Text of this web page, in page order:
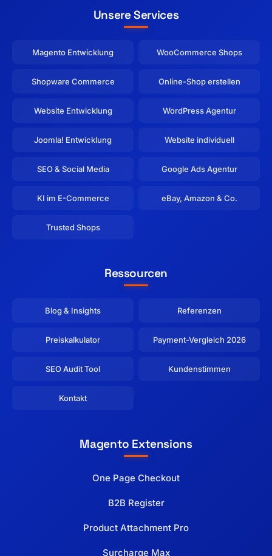
Unsere Services
Magento Entwicklung WooCommerce Shops
Shopware Commerce Online-Shop erstellen
Website Entwicklung WordPress Agentur
Joomla! Entwicklung Website individuell
SEO & Social Media Google Ads Agentur
KI im E-Commerce eBay, Amazon & Co.
Trusted Shops
Ressourcen
Blog & Insights Referenzen
Preiskalkulator Payment-Vergleich 2026
SEO Audit Tool Kundenstimmen
Kontakt
Magento Extensions
One Page Checkout
B2B Register
Product Attachment Pro
Surcharge Max